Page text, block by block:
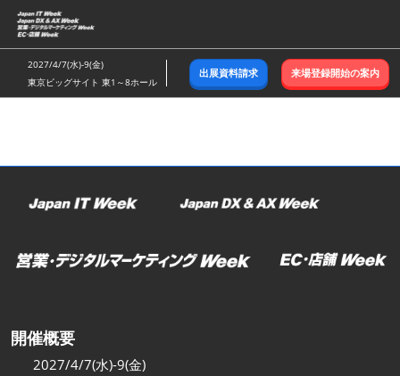
ス
キ
ッ
し
む
2027/4/7(水)-9(金)
東京ビッグサイト 東1～8ホール
出展資料請求 来場登録開始の案内
開催概要
2027/4/7(水)-9(金)